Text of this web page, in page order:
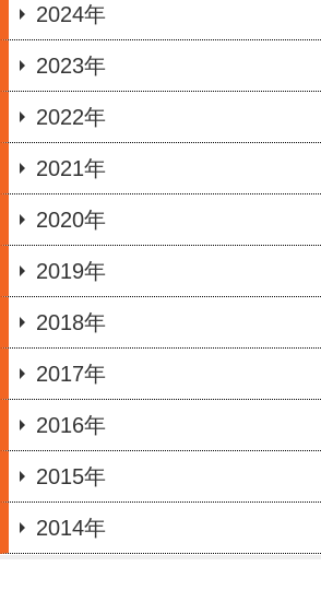
2024年
2023年
2022年
2021年
2020年
2019年
2018年
2017年
2016年
2015年
2014年